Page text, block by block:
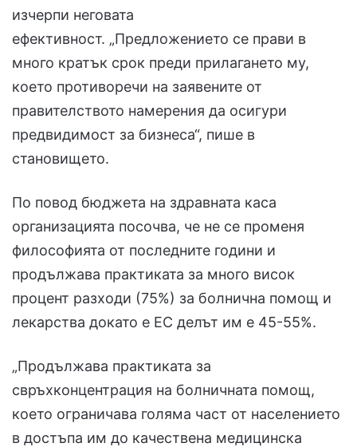
изчерпи неговата
ефективност. „Предложението се прави в
много кратък срок преди прилагането му,
което противоречи на заявените от
правителството намерения да осигури
предвидимост за бизнеса“, пише в
становището.
По повод бюджета на здравната каса
организацията посочва, че не се променя
философията от последните години и
продължава практиката за много висок
процент разходи (75%) за болнична помощ и
лекарства докато е ЕС делът им е 45-55%.
„Продължава практиката за
свръхконцентрация на болничната помощ,
което ограничава голяма част от населението
в достъпа им до качествена медицинска